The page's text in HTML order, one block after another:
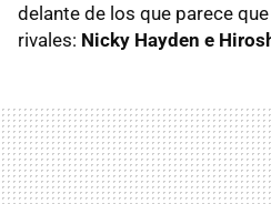
delante de los que parece
rivales: Nicky Hayden e